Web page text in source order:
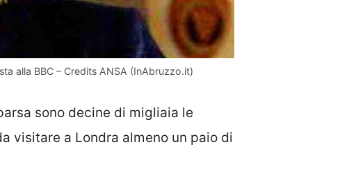
alla BBC – Credits ANSA (InAbruzzo.it)
sono decine di migliaia le
visitare a Londra almeno un paio di